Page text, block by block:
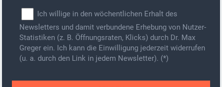
Ich willige in den wöchentlichen Erhalt des
Newsletters und damit verbundene Erhebung von Nutzer-
Statistiken (z. B. Öffnungsraten, Klicks) durch Dr. Max
Greger ein. Ich kann die Einwilligung jederzeit widerrufen
(u. a. durch den Link in jedem Newsletter). (*)